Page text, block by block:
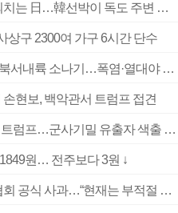
[속보] 여전히 ‘독도는 우리땅’ 외치는 日…韓선박이 독도 주변 해양조사 활동하자 반발
상구 2300여 가구 6시간 단수
부산 울산 경남 구름 많고 경남 북서내륙 소나기…폭염·열대야 계속
손현보, 백악관서 트럼프 접견
‘탄약 부족 사태’ 보도에 격노한 트럼프…군사기밀 유출자 색출 지시
원… 전주보다 3원 ↓
[속보] ‘심판 성접대’ 논란 축구협회 공식 사과…“현재는 부적절 행위 없어”